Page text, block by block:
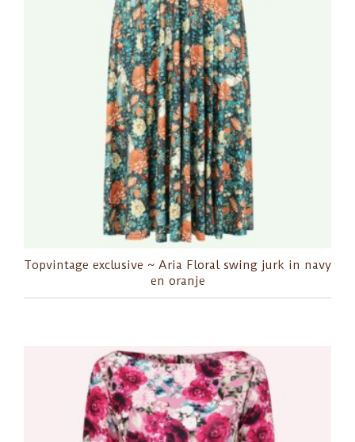
Topvintage exclusive ~ Aria Floral swing jurk in navy
en oranje